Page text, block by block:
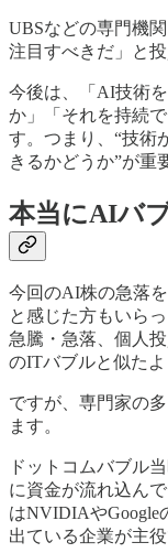
UBSなどの専門機
注目すべきだ」と
今後は、「AI技術
か」「それを持続
す。つまり、“技術
きるかどうか”が重
本当にAIバ
今回のAI株の急落
と感じた方もいら
急騰・急落、個人
のITバブルと似たよ
ですが、専門家の
ます。
ドットコムバブル
に資金が流れ込ん
はNVIDIAやGoogle
出ている企業が主役